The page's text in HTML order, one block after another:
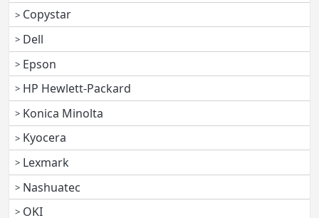
Copystar
Dell
Epson
HP Hewlett-Packard
Konica Minolta
Kyocera
Lexmark
Nashuatec
OKI